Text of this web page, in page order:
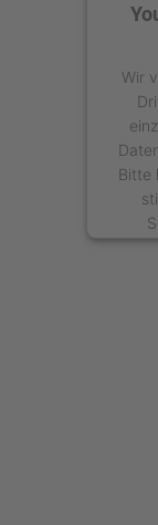
Wir
Bitte